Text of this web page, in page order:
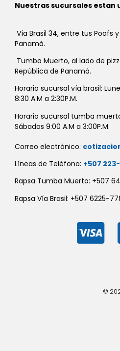
Nuestras sucursales estan
Vía Brasil 34, entre tus Poofs
Panamá.
Tumba Muerto, al lado de
República de Panamá.
Horario sucursal vía brasil:
8:30 A.M a 2:30P.M.
Horario sucursal tumba
Sábados 9:00 A.M a 3:00P.M.
Correo electrónico:
Líneas de Teléfono: +507
Rapsa Tumba Muerto: +507
Rapsa Vía Brasil: +507 6225-
©